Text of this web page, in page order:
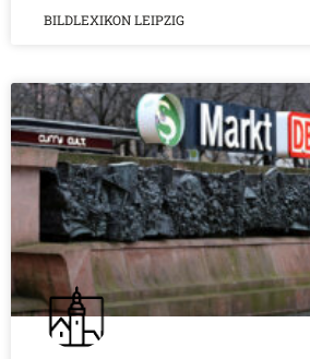
BILDLEXIKON LEIPZIG